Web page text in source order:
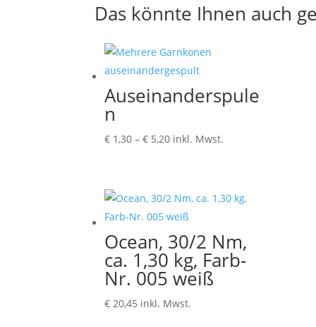
Das könnte Ihnen auch
Auseinanderspule
n
€ 1,30 –€ 5,20Preisspanne:
€ 5,20
inkl. Mwst.
Ocean, 30/2 Nm,
ca. 1,30 kg, Farb-
Nr. 005 weiß
€ 20,45 inkl. Mwst.